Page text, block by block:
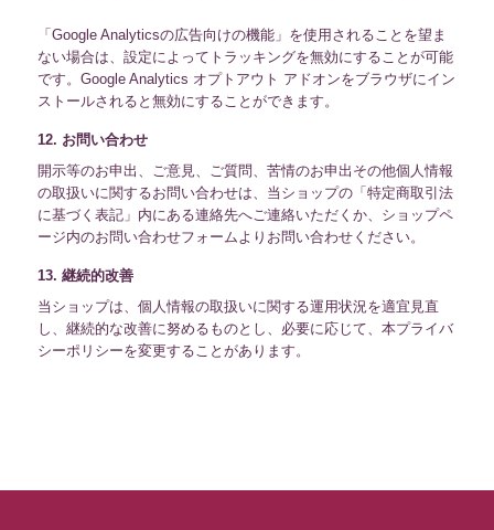
「Google Analyticsの広告向けの機能」を使用されることを望ま
ない場合は、設定によってトラッキングを無効にすることが可能
です。Google Analytics オプトアウト アドオンをブラウザにイン
ストールされると無効にすることができます。
12. お問い合わせ
開示等のお申出、ご意見、ご質問、苦情のお申出その他個人情報
の取扱いに関するお問い合わせは、当ショップの「特定商取引法
に基づく表記」内にある連絡先へご連絡いただくか、ショップペ
ージ内のお問い合わせフォームよりお問い合わせください。
13. 継続的改善
当ショップは、個人情報の取扱いに関する運用状況を適宜見直
し、継続的な改善に努めるものとし、必要に応じて、本プライバ
シーポリシーを変更することがあります。